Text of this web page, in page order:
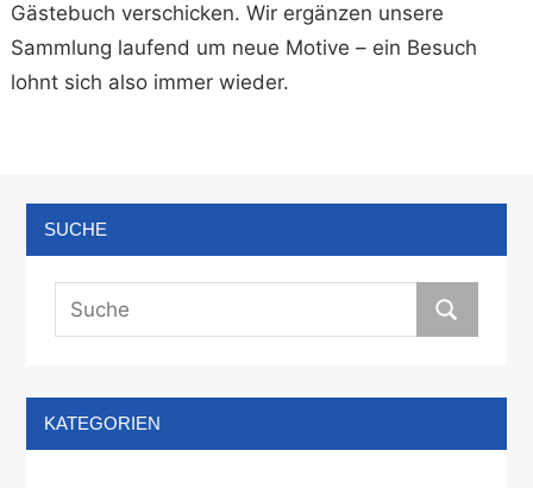
Gästebuch verschicken. Wir ergänzen unsere
Sammlung laufend um neue Motive – ein Besuch
lohnt sich also immer wieder.
SUCHE
KATEGORIEN